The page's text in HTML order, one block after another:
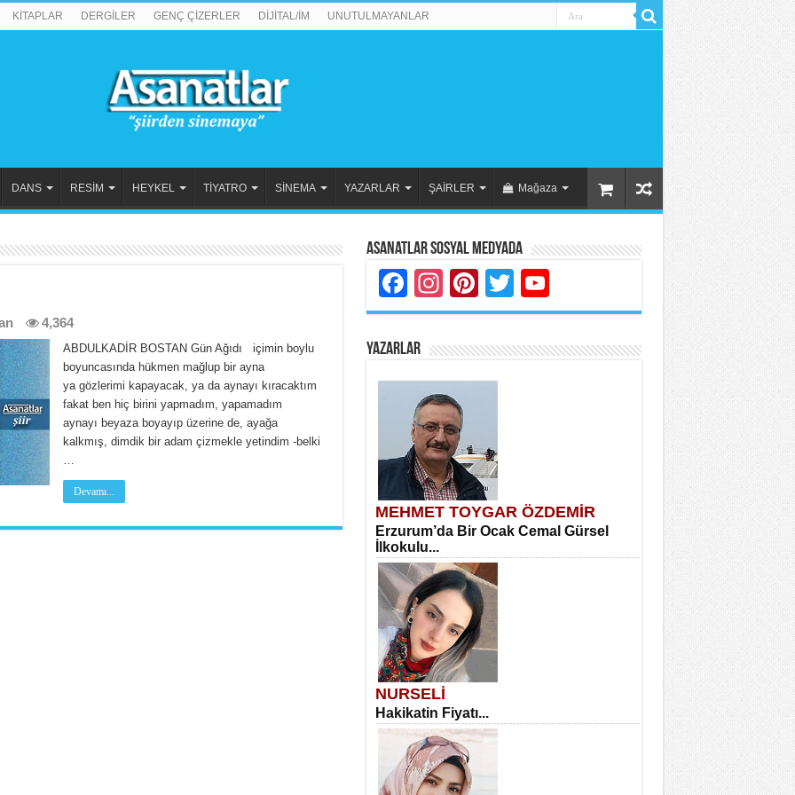
KİTAPLAR DERGİLER GENÇ ÇİZERLER DİJİTAL/İM UNUTULMAYANLAR
DANS RESİM HEYKEL TİYATRO SİNEMA YAZARLAR ŞAİRLER Mağaza
4,364
ABDULKADİR BOSTAN Gün Ağıdı içimin boylu
boyuncasında hükmen mağlup bir ayna
ya gözlerimi kapayacak, ya da aynayı kıracaktım
fakat ben hiç birini yapmadım, yapamadım
aynayı beyaza boyayıp üzerine de, ayağa
kalkmış, dimdik bir adam çizmekle yetindim -belki
…
Devamı...
Asanatlar Sosyal Medyada
Facebook
Instagram
Pinterest
Twitter
YAZARLAR
MEHMET TOYGAR ÖZDEMİR
Erzurum’da Bir Ocak Cemal Gürsel
İlkokulu...
NURSELİ
Hakikatin Fiyatı...